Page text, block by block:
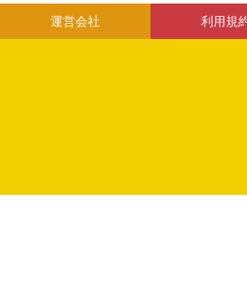
運営会社 利用規